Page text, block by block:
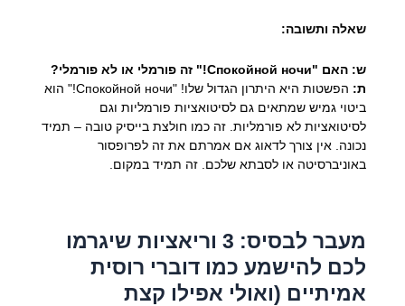
שאלה ותשובה:
ש: האם "Спокойной ночи!" זה פורמלי או לא פורמלי?
ת:
הפשטות היא היתרון הגדול שלו! "Спокойной ночи!" הוא
ביטוי גמיש שמתאים גם לסיטואציות פורמליות וגם
לסיטואציות לא פורמליות. זה כמו חולצת בייסיק טובה – תמיד
נכונה. אין צורך לדאוג אם אמרתם את זה לפרופסור
באוניברסיטה או לסבתא שלכם. זה תמיד במקום.
מעבר לבסיס: 3 וריאציות שיגרמו
לכם להישמע כמו דוברי רוסית
אמיתיים (ואולי אפילו קצת